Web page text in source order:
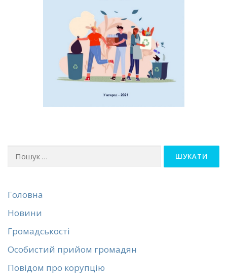
Головна
Новини
Громадськості
Особистий прийом громадян
Повідом про корупцію